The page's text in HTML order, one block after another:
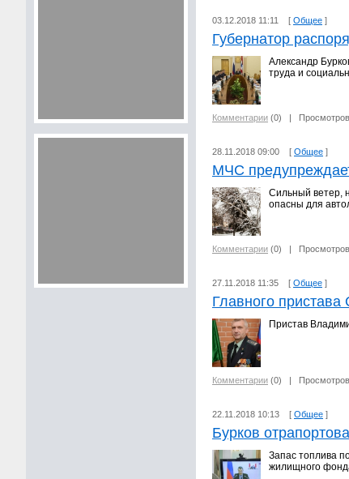
03.12.2018 11:11 [ Общее ]
Губернатор
Александр
труда и
Комментарии (0) |
28.11.2018 09:00 [ Общее ]
МЧС
Сильный ветер,
опасны для
Комментарии (0) |
27.11.2018 11:35 [ Общее ]
Главного пристава
Пристав
Комментарии (0) |
22.11.2018 10:13 [ Общее ]
Бурков
Запас топлива
жилищного